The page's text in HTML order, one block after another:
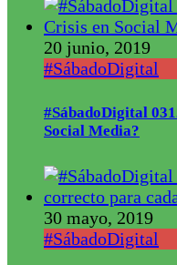
20 junio, 2019
#SábadoDigital
#SábadoDigital
Social Media?
30 mayo, 2019
#SábadoDigital